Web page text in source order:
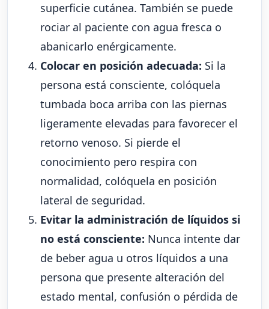
superficie cutánea. También se puede
rociar al paciente con agua fresca o
abanicarlo enérgicamente.
Colocar en posición adecuada: Si la
persona está consciente, colóquela
tumbada boca arriba con las piernas
ligeramente elevadas para favorecer el
retorno venoso. Si pierde el
conocimiento pero respira con
normalidad, colóquela en posición
lateral de seguridad.
Evitar la administración de líquidos si
no está consciente: Nunca intente dar
de beber agua u otros líquidos a una
persona que presente alteración del
estado mental, confusión o pérdida de